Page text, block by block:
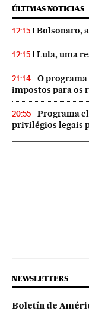
ÚLTIMAS NOTICIAS
12:15 Bolsonaro,
12:15 Lula, uma
21:14
O
impostos para os
20:55
Programa
privilégios legais
NEWSLETTERS
Boletín de